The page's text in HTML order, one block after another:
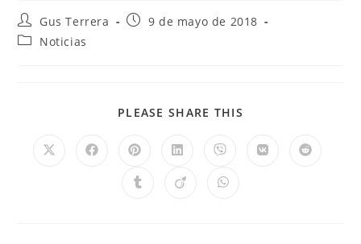
Gus Terrera
9 de mayo de 2018
Noticias
PLEASE SHARE THIS